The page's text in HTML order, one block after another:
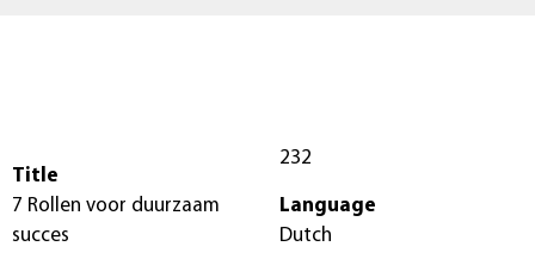
Title
7 Rollen voor duurzaam
succes
232
Language
Dutch